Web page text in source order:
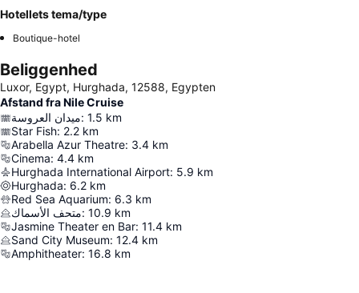
Hotellets tema/type
Boutique-hotel
Beliggenhed
Luxor, Egypt, Hurghada, 12588, Egypten
Afstand fra Nile Cruise
ميدان العروسة: 1.5 km
Star Fish: 2.2 km
Arabella Azur Theatre: 3.4 km
Cinema: 4.4 km
Hurghada International Airport: 5.9 km
Hurghada: 6.2 km
Red Sea Aquarium: 6.3 km
متحف الأسماك: 10.9 km
Jasmine Theater en Bar: 11.4 km
Sand City Museum: 12.4 km
Amphitheater: 16.8 km